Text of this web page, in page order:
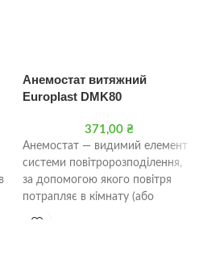
Анемостат витяжний
Europlast DMK80
371,00 ₴
Анемостат — видимий елемент
системи повітророзподілення,
за допомогою якого повітря
потрапляє в кімнату (або